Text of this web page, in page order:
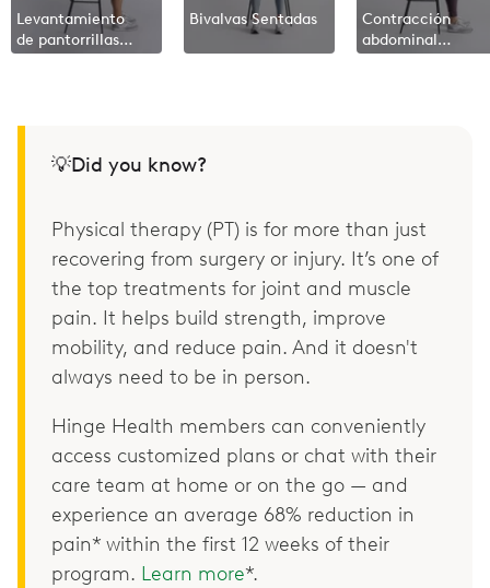
Levantamiento
de pantorrillas
Bivalvas Sentadas
Contracción
abdominal
💡Did you know?
Physical therapy (PT) is for more than just
recovering from surgery or injury. It’s one of
the top treatments for joint and muscle
pain. It helps build strength, improve
mobility, and reduce pain. And it doesn't
always need to be in person.
Hinge Health members can conveniently
access customized plans or chat with their
care team at home or on the go — and
experience an average 68% reduction in
pain* within the first 12 weeks of their
program. Learn more*.